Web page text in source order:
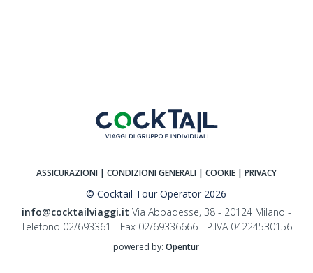
ASSICURAZIONI | CONDIZIONI GENERALI | COOKIE | PRIVACY
© Cocktail Tour Operator 2026
info@cocktailviaggi.it Via Abbadesse, 38 - 20124 Milano -
Telefono 02/693361 - Fax 02/69336666 - P.IVA 04224530156
powered by:Opentur